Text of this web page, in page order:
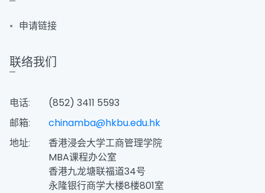
申请链接
联络我们
电话:
(852) 3411 5593
邮箱:
chinamba@hkbu.edu.hk
地址:
香港浸会大学工商管理学院
MBA课程办公室
香港九龙塘联福道34号
永隆银行商学大楼8楼801室